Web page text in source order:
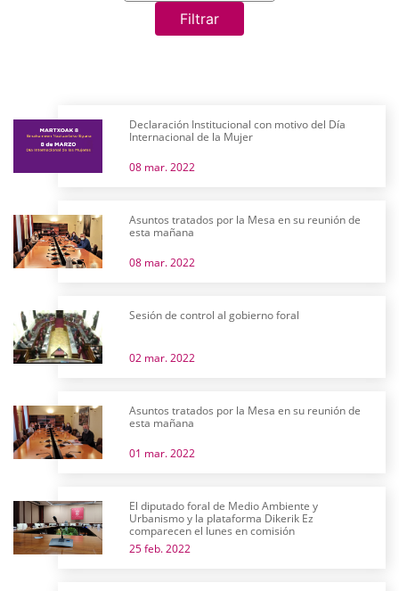
Filtrar
Declaración Institucional con motivo del Día
Internacional de la Mujer
08 mar. 2022
Asuntos tratados por la Mesa en su reunión de
esta mañana
08 mar. 2022
Sesión de control al gobierno foral
02 mar. 2022
Asuntos tratados por la Mesa en su reunión de
esta mañana
01 mar. 2022
El diputado foral de Medio Ambiente y
Urbanismo y la plataforma Dikerik Ez
comparecen el lunes en comisión
25 feb. 2022